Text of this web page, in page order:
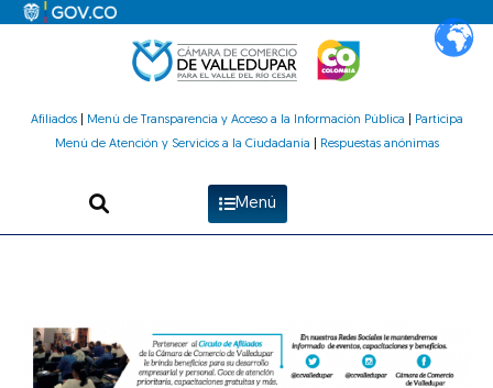
Afiliados| Menú de Transparencia y Acceso a la Información Pública
Participa
Menú de Atención y Servicios a la Ciudadanía
Respuestas anónimas
Menú